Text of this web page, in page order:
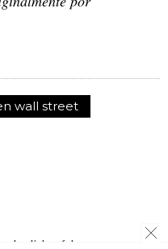
wall street
lideró las